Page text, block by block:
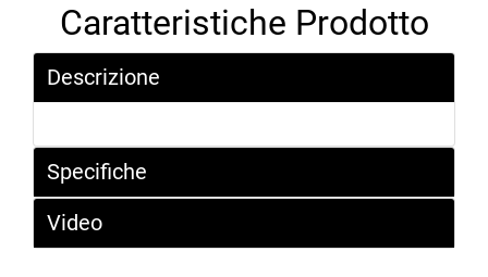
Caratteristiche Prodotto
Descrizione
Specifiche
Video